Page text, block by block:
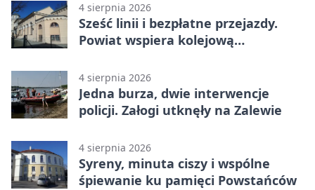
4 sierpnia 2026
Sześć linii i bezpłatne przejazdy.
Powiat wspiera kolejową
4 sierpnia 2026
Jedna burza, dwie interwencje
policji. Załogi utknęły na Zalewie
4 sierpnia 2026
Syreny, minuta ciszy i wspólne
śpiewanie ku pamięci Powstańców